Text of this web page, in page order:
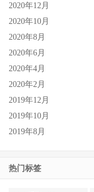
2020年12月
2020年10月
2020年8月
2020年6月
2020年4月
2020年2月
2019年12月
2019年10月
2019年8月
热门标签